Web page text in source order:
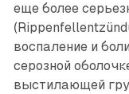
еще более
воспаление и
серозной
выстилающей